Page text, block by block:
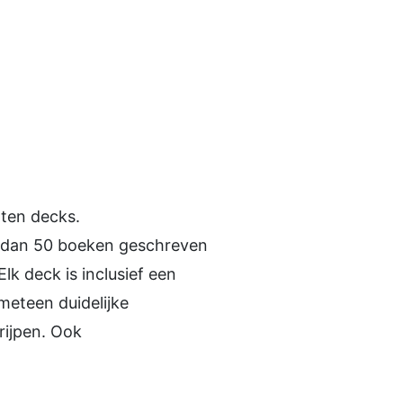
decks.
50 boeken geschreven
deck is inclusief een
duidelijke
Ook